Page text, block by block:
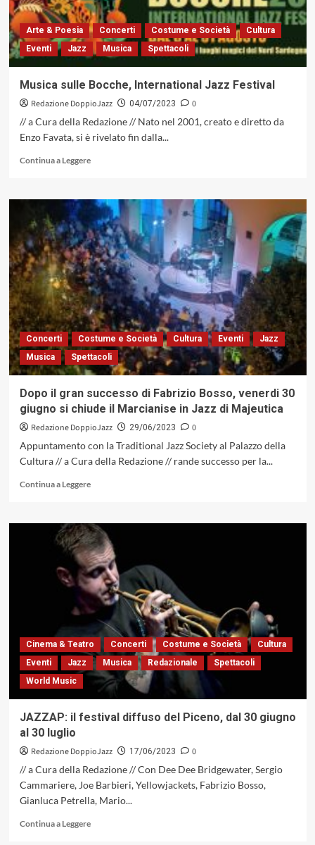
Udine
Jazz
Arte & Poesia Concerti Costume e Società
Cultura
Eventi
Jazz Musica Spettacoli
Musica sulle Bocche, International Jazz Festival
Redazione DoppioJazz 04/07/2023
0
// a Cura della Redazione // Nato nel 2001, creato e diretto da
Enzo Favata, si è rivelato fin dalla...
Continua a LeggereLeggi
su
Musica
sulle
Bocche,
International
Jazz
Festival
Concerti Costume e Società Cultura Eventi
Jazz
Musica
Spettacoli
Dopo il gran successo di Fabrizio Bosso, venerdi 30
giugno si chiude il Marcianise in Jazz di Majeutica
Redazione DoppioJazz 29/06/2023
0
Appuntamento con la Traditional Jazz Society al Palazzo della
Cultura // a Cura della Redazione // rande successo per la...
Continua a LeggereLeggi
su
Dopo
il
gran
successo
di
Fabrizio
Bosso,
venerdi
30
giugno
si
chiude
in
di
Cinema & Teatro Concerti Costume e Società
Cultura
Eventi
Jazz Musica Redazionale
Spettacoli
World Music
JAZZAP: il festival diffuso del Piceno, dal 30 giugno
al 30 luglio
Redazione DoppioJazz 17/06/2023
0
// a Cura della Redazione // Con Dee Dee Bridgewater, Sergio
Cammariere, Joe Barbieri, Yellowjackets, Fabrizio Bosso,
Gianluca Petrella, Mario...
Continua a LeggereLeggi